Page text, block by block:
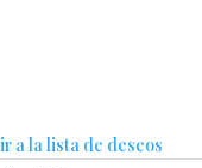
a la lista de deseos